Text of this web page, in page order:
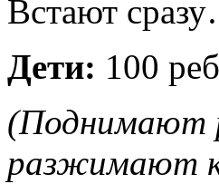
Встают
Дети: 100
(Поднимают
разжимают